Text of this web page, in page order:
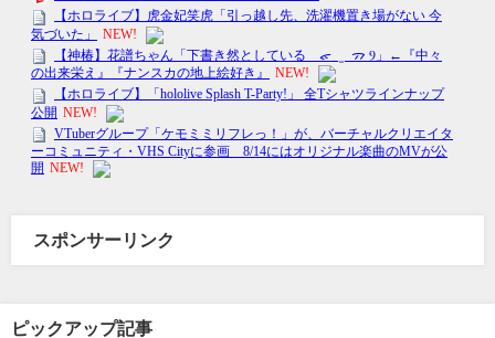
スポンサーリンク
ピックアップ記事